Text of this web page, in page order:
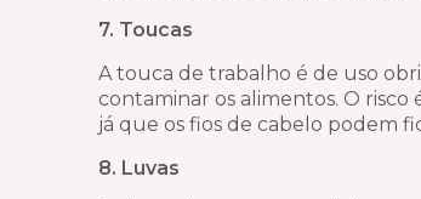
7. Toucas
A touca de trabalho é de uso
contaminar os alimentos. O
já que os fios de cabelo podem
8. Luvas